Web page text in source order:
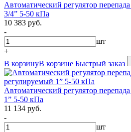
Автоматический регулятор
3/4” 5-50 кПа
10 383 руб.
-
шт
+
В корзинуВ корзине Быстрый заказ
Автоматический регулятор
1” 5-50 кПа
11 134 руб.
-
шт